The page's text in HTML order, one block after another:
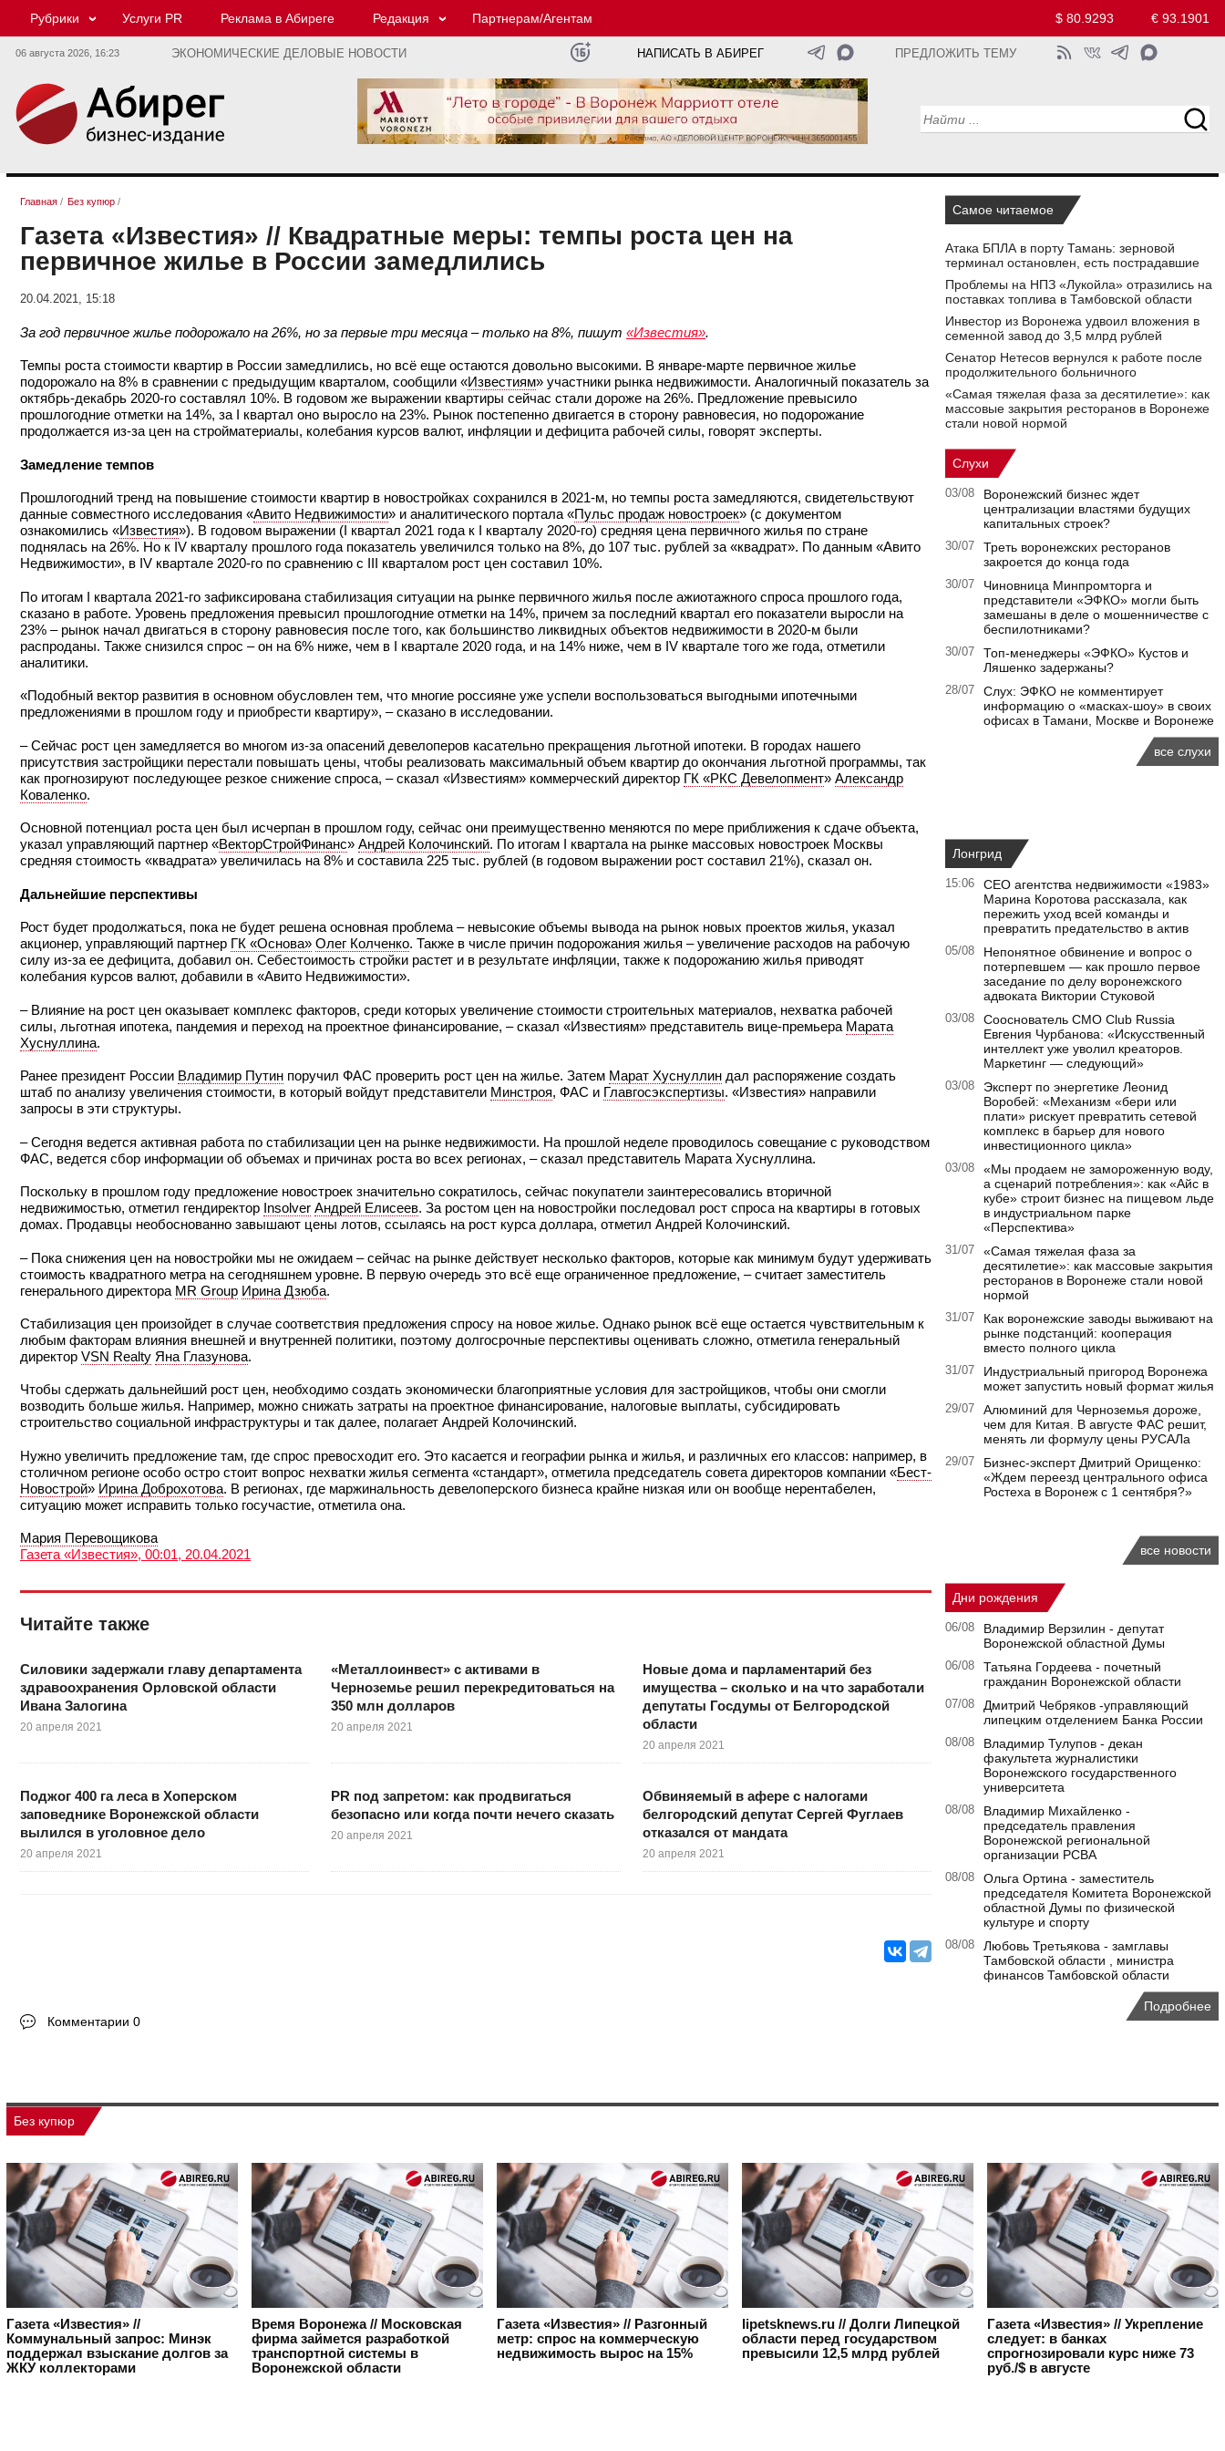
Рубрики Услуги PR Реклама в Абиреге Редакция Партнерам/Агентам $ 80.9293 € 93.1901
06 августа 2026, 16:23 ЭКОНОМИЧЕСКИЕ ДЕЛОВЫЕ НОВОСТИ НАПИСАТЬ В АБИРЕГ ПРЕДЛОЖИТЬ ТЕМУ
Главная / Без купюр /
Газета «Известия» // Квадратные меры: темпы роста цен на
первичное жилье в России замедлились
20.04.2021, 15:18
За год первичное жилье подорожало на 26%, но за первые три месяца – только на 8%, пишут «Известия».
Темпы роста стоимости квартир в России замедлились, но всё еще остаются довольно высокими. В январе-марте первичное жилье
подорожало на 8% в сравнении с предыдущим кварталом, сообщили «Известиям» участники рынка недвижимости. Аналогичный показатель за
октябрь-декабрь 2020-го составлял 10%. В годовом же выражении квартиры сейчас стали дороже на 26%. Предложение превысило
прошлогодние отметки на 14%, за I квартал оно выросло на 23%. Рынок постепенно двигается в сторону равновесия, но подорожание
продолжается из-за цен на стройматериалы, колебания курсов валют, инфляции и дефицита рабочей силы, говорят эксперты.
Замедление темпов
Прошлогодний тренд на повышение стоимости квартир в новостройках сохранился в 2021-м, но темпы роста замедляются, свидетельствуют
данные совместного исследования «Авито Недвижимости» и аналитического портала «Пульс продаж новостроек» (с документом
ознакомились «Известия»). В годовом выражении (I квартал 2021 года к I кварталу 2020-го) средняя цена первичного жилья по стране
поднялась на 26%. Но к IV кварталу прошлого года показатель увеличился только на 8%, до 107 тыс. рублей за «квадрат». По данным «Авито
Недвижимости», в IV квартале 2020-го по сравнению с III кварталом рост цен составил 10%.
По итогам I квартала 2021-го зафиксирована стабилизация ситуации на рынке первичного жилья после ажиотажного спроса прошлого года,
сказано в работе. Уровень предложения превысил прошлогодние отметки на 14%, причем за последний квартал его показатели выросли на
23% – рынок начал двигаться в сторону равновесия после того, как большинство ликвидных объектов недвижимости в 2020-м были
распроданы. Также снизился спрос – он на 6% ниже, чем в I квартале 2020 года, и на 14% ниже, чем в IV квартале того же года, отметили
аналитики.
«Подобный вектор развития в основном обусловлен тем, что многие россияне уже успели воспользоваться выгодными ипотечными
предложениями в прошлом году и приобрести квартиру», – сказано в исследовании.
– Сейчас рост цен замедляется во многом из-за опасений девелоперов касательно прекращения льготной ипотеки. В городах нашего
присутствия застройщики перестали повышать цены, чтобы реализовать максимальный объем квартир до окончания льготной программы, так
как прогнозируют последующее резкое снижение спроса, – сказал «Известиям» коммерческий директор ГК «РКС Девелопмент» Александр
Коваленко.
Основной потенциал роста цен был исчерпан в прошлом году, сейчас они преимущественно меняются по мере приближения к сдаче объекта,
указал управляющий партнер «ВекторСтройФинанс» Андрей Колочинский. По итогам I квартала на рынке массовых новостроек Москвы
средняя стоимость «квадрата» увеличилась на 8% и составила 225 тыс. рублей (в годовом выражении рост составил 21%), сказал он.
Дальнейшие перспективы
Рост будет продолжаться, пока не будет решена основная проблема – невысокие объемы вывода на рынок новых проектов жилья, указал
акционер, управляющий партнер ГК «Основа» Олег Колченко. Также в числе причин подорожания жилья – увеличение расходов на рабочую
силу из-за ее дефицита, добавил он. Себестоимость стройки растет и в результате инфляции, также к подорожанию жилья приводят
колебания курсов валют, добавили в «Авито Недвижимости».
– Влияние на рост цен оказывает комплекс факторов, среди которых увеличение стоимости строительных материалов, нехватка рабочей
силы, льготная ипотека, пандемия и переход на проектное финансирование, – сказал «Известиям» представитель вице-премьера Марата
Хуснуллина.
Ранее президент России Владимир Путин поручил ФАС проверить рост цен на жилье. Затем Марат Хуснуллин дал распоряжение создать
штаб по анализу увеличения стоимости, в который войдут представители Минстроя, ФАС и Главгосэкспертизы. «Известия» направили
запросы в эти структуры.
– Сегодня ведется активная работа по стабилизации цен на рынке недвижимости. На прошлой неделе проводилось совещание с руководством
ФАС, ведется сбор информации об объемах и причинах роста во всех регионах, – сказал представитель Марата Хуснуллина.
Поскольку в прошлом году предложение новостроек значительно сократилось, сейчас покупатели заинтересовались вторичной
недвижимостью, отметил гендиректор Insolver Андрей Елисеев. За ростом цен на новостройки последовал рост спроса на квартиры в готовых
домах. Продавцы необоснованно завышают цены лотов, ссылаясь на рост курса доллара, отметил Андрей Колочинский.
– Пока снижения цен на новостройки мы не ожидаем – сейчас на рынке действует несколько факторов, которые как минимум будут удерживать
стоимость квадратного метра на сегодняшнем уровне. В первую очередь это всё еще ограниченное предложение, – считает заместитель
генерального директора MR Group Ирина Дзюба.
Стабилизация цен произойдет в случае соответствия предложения спросу на новое жилье. Однако рынок всё еще остается чувствительным к
любым факторам влияния внешней и внутренней политики, поэтому долгосрочные перспективы оценивать сложно, отметила генеральный
директор VSN Realty Яна Глазунова.
Чтобы сдержать дальнейший рост цен, необходимо создать экономически благоприятные условия для застройщиков, чтобы они смогли
возводить больше жилья. Например, можно снижать затраты на проектное финансирование, налоговые выплаты, субсидировать
строительство социальной инфраструктуры и так далее, полагает Андрей Колочинский.
Нужно увеличить предложение там, где спрос превосходит его. Это касается и географии рынка и жилья, и различных его классов: например, в
столичном регионе особо остро стоит вопрос нехватки жилья сегмента «стандарт», отметила председатель совета директоров компании «Бест-
Новострой» Ирина Доброхотова. В регионах, где маржинальность девелоперского бизнеса крайне низкая или он вообще нерентабелен,
ситуацию может исправить только госучастие, отметила она.
Мария Перевощикова
Газета «Известия», 00:01, 20.04.2021
Читайте также
Силовики задержали главу департамента
здравоохранения Орловской области
Ивана Залогина
20 апреля 2021
«Металлоинвест» с активами в
Черноземье решил перекредитоваться на
350 млн долларов
20 апреля 2021
Новые дома и парламентарий без
имущества – сколько и на что заработали
депутаты Госдумы от Белгородской
области
20 апреля 2021
Поджог 400 га леса в Хоперском
заповеднике Воронежской области
вылился в уголовное дело
20 апреля 2021
PR под запретом: как продвигаться
безопасно или когда почти нечего сказать
20 апреля 2021
Обвиняемый в афере с налогами
белгородский депутат Сергей Фуглаев
отказался от мандата
20 апреля 2021
Комментарии 0
Самое читаемое
Атака БПЛА в порту Тамань: зерновой
терминал остановлен, есть пострадавшие
Проблемы на НПЗ «Лукойла» отразились на
поставках топлива в Тамбовской области
Инвестор из Воронежа удвоил вложения в
семенной завод до 3,5 млрд рублей
Сенатор Нетесов вернулся к работе после
продолжительного больничного
«Самая тяжелая фаза за десятилетие»: как
массовые закрытия ресторанов в Воронеже
стали новой нормой
Слухи
03/08
Воронежский бизнес ждет
централизации властями будущих
капитальных строек?
30/07
Треть воронежских ресторанов
закроется до конца года
30/07
Чиновница Минпромторга и
представители «ЭФКО» могли быть
замешаны в деле о мошенничестве с
беспилотниками?
30/07
Топ-менеджеры «ЭФКО» Кустов и
Ляшенко задержаны?
28/07
Слух: ЭФКО не комментирует
информацию о «масках-шоу» в своих
офисах в Тамани, Москве и Воронеже
все слухи
Лонгрид
15:06
CEO агентства недвижимости «1983»
Марина Коротова рассказала, как
пережить уход всей команды и
превратить предательство в актив
05/08
Непонятное обвинение и вопрос о
потерпевшем — как прошло первое
заседание по делу воронежского
адвоката Виктории Стуковой
03/08
Сооснователь CMO Club Russia
Евгения Чурбанова: «Искусственный
интеллект уже уволил креаторов.
Маркетинг — следующий»
03/08
Эксперт по энергетике Леонид
Воробей: «Механизм «бери или
плати» рискует превратить сетевой
комплекс в барьер для нового
инвестиционного цикла»
03/08
«Мы продаем не замороженную воду,
а сценарий потребления»: как «Айс в
кубе» строит бизнес на пищевом льде
в индустриальном парке
«Перспектива»
31/07
«Самая тяжелая фаза за
десятилетие»: как массовые закрытия
ресторанов в Воронеже стали новой
нормой
31/07
Как воронежские заводы выживают на
рынке подстанций: кооперация
вместо полного цикла
31/07
Индустриальный пригород Воронежа
может запустить новый формат жилья
29/07
Алюминий для Черноземья дороже,
чем для Китая. В августе ФАС решит,
менять ли формулу цены РУСАЛа
29/07
Бизнес-эксперт Дмитрий Орищенко:
«Ждем переезд центрального офиса
Ростеха в Воронеж с 1 сентября?»
все новости
Дни рождения
06/08
Владимир Верзилин - депутат
Воронежской областной Думы
06/08
Татьяна Гордеева - почетный
гражданин Воронежской области
07/08
Дмитрий Чебряков -управляющий
липецким отделением Банка России
08/08
Владимир Тулупов - декан
факультета журналистики
Воронежского государственного
университета
08/08
Владимир Михайленко -
председатель правления
Воронежской региональной
организации РСВА
08/08
Ольга Ортина - заместитель
председателя Комитета Воронежской
областной Думы по физической
культуре и спорту
08/08
Любовь Третьякова - замглавы
Тамбовской области , министра
финансов Тамбовской области
Подробнее
Без купюр
Газета «Известия» //
Коммунальный запрос: Минэк
поддержал взыскание долгов за
ЖКУ коллекторами
Время Воронежа // Московская
фирма займется разработкой
транспортной системы в
Воронежской области
Газета «Известия» // Разгонный
метр: спрос на коммерческую
недвижимость вырос на 15%
lipetsknews.ru // Долги Липецкой
области перед государством
превысили 12,5 млрд рублей
Газета «Известия» // Укрепление
следует: в банках
спрогнозировали курс ниже 73
руб./$ в августе